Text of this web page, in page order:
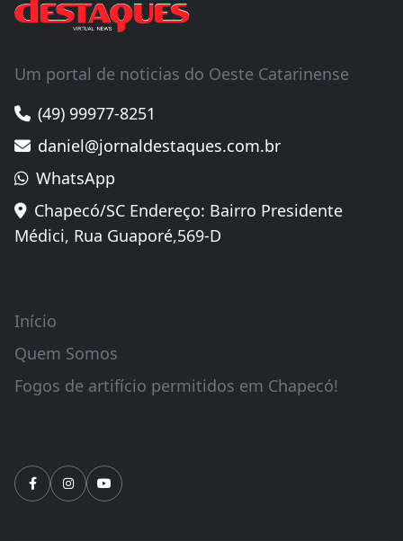
Um portal de noticias do Oeste Catarinense
(49) 99977-8251
daniel@jornaldestaques.com.br
WhatsApp
Chapecó/SC Endereço: Bairro Presidente
Médici, Rua Guaporé,569-D
Início
Quem Somos
Fogos de artifício permitidos em Chapecó!